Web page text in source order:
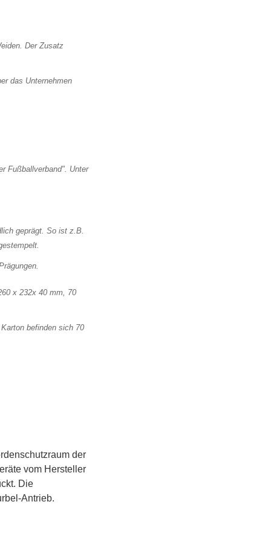
das Unternehmen
befinden sich 70
der
vom Hersteller
Die
Antrieb.